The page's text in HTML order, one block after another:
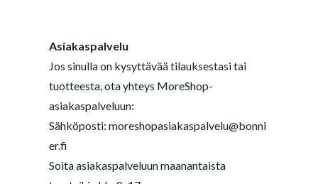
Asiakaspalvelu
Jos sinulla on kysyttävää tilauksestasi tai
tuotteesta, ota yhteys MoreShop-
asiakaspalveluun:
Sähköposti: moreshopasiakaspalvelu@bonni
er.fi
Soita asiakaspalveluun maanantaista